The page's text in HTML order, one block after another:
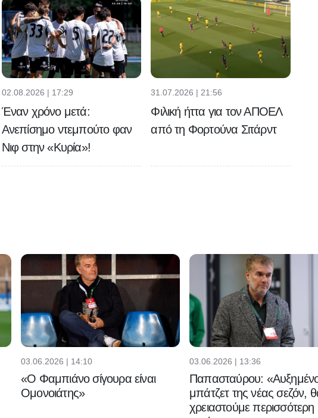
02.08.2026 | 17:29
Έναν χρόνο μετά:
Ανεπίσημο ντεμπούτο φαν
Νιφ στην «Κυρία»!
31.07.2026 | 21:56
Φιλική ήττα για τον ΑΠΟΕΛ
από τη Φορτούνα Σιτάρντ
03.06.2026 | 14:10
«Ο Φαμπιάνο σίγουρα είναι
Ομονοιάτης»
03.06.2026 | 13:36
Παπασταύρου:
μπάτζετ της νέας σεζόν,
χρειαστούμε περισσότερη